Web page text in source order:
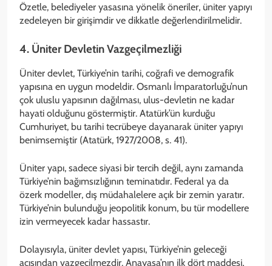
Özetle, belediyeler yasasına yönelik öneriler, üniter yapıyı
zedeleyen bir girişimdir ve dikkatle değerlendirilmelidir.
4. Üniter Devletin Vazgeçilmezliği
Üniter devlet, Türkiye’nin tarihi, coğrafi ve demografik
yapısına en uygun modeldir. Osmanlı İmparatorluğu’nun
çok uluslu yapısının dağılması, ulus-devletin ne kadar
hayati olduğunu göstermiştir. Atatürk’ün kurduğu
Cumhuriyet, bu tarihi tecrübeye dayanarak üniter yapıyı
benimsemiştir (Atatürk, 1927/2008, s. 41).
Üniter yapı, sadece siyasi bir tercih değil, aynı zamanda
Türkiye’nin bağımsızlığının teminatıdır. Federal ya da
özerk modeller, dış müdahalelere açık bir zemin yaratır.
Türkiye’nin bulunduğu jeopolitik konum, bu tür modellere
izin vermeyecek kadar hassastır.
Dolayısıyla, üniter devlet yapısı, Türkiye’nin geleceği
açısından vazgeçilmezdir. Anayasa’nın ilk dört maddesi,